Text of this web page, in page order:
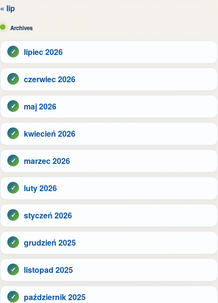
« lip
Archives
lipiec 2026
czerwiec 2026
maj 2026
kwiecień 2026
marzec 2026
luty 2026
styczeń 2026
grudzień 2025
listopad 2025
październik 2025